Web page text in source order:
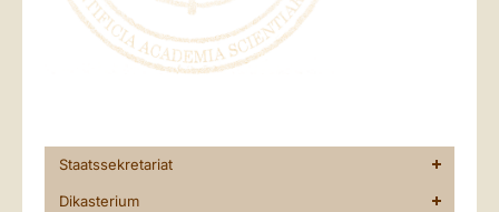
Staatssekretariat
Dikasterium